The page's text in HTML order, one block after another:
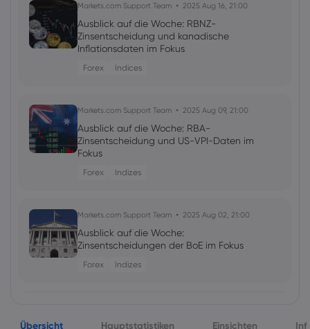
Markets.com Support Team 2025 Aug 16, 21:00
Ausblick auf die Woche: RBNZ-
Zinsentscheidung und kanadische
Inflationsdaten im Fokus
Forex Indices
Markets.com Support Team 2025 Aug 09, 21:00
Ausblick auf die Woche: RBA-
Zinsentscheidung und US-VPI-Daten im
Fokus
Forex Indizes
Markets.com Support Team 2025 Aug 02, 21:00
Ausblick auf die Woche:
Zinsentscheidungen der BoE im Fokus
Forex Indizes
Ausblick auf die Woche:
Übersicht Hauptstatistiken Einsichten